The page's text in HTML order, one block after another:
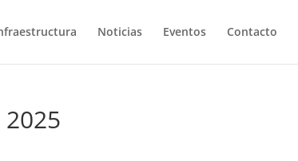
Noticias Eventos Contacto